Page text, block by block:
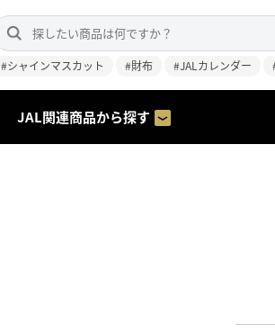
#シャインマスカット #財布 #JALカレンダー
JAL関連商品から探す